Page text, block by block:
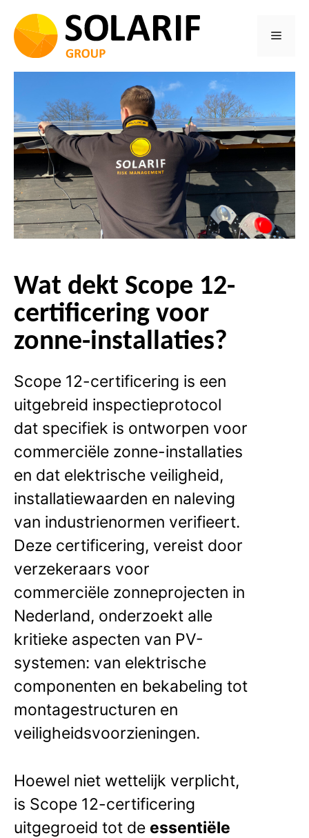
naar
Menu
Wat dekt Scope 12-
certificering voor
zonne-installaties?
Scope 12-certificering is een
uitgebreid inspectieprotocol
dat specifiek is ontworpen voor
commerciële zonne-installaties
en dat elektrische veiligheid,
installatiewaarden en naleving
van industrienormen verifieert.
Deze certificering, vereist door
verzekeraars voor
commerciële zonneprojecten in
Nederland, onderzoekt alle
kritieke aspecten van PV-
systemen: van elektrische
componenten en bekabeling tot
montagestructuren en
veiligheidsvoorzieningen.
Hoewel niet wettelijk verplicht,
is Scope 12-certificering
uitgegroeid tot de essentiële